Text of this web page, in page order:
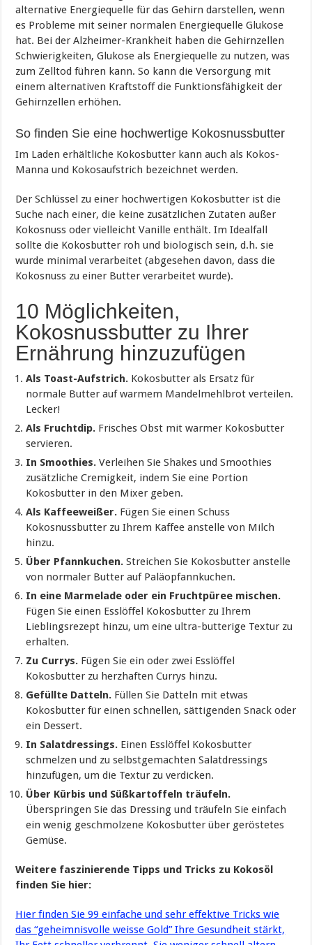
alternative Energiequelle für das Gehirn darstellen, wenn
es Probleme mit seiner normalen Energiequelle Glukose
hat. Bei der Alzheimer-Krankheit haben die Gehirnzellen
Schwierigkeiten, Glukose als Energiequelle zu nutzen, was
zum Zelltod führen kann. So kann die Versorgung mit
einem alternativen Kraftstoff die Funktionsfähigkeit der
Gehirnzellen erhöhen.
So finden Sie eine hochwertige Kokosnussbutter
Im Laden erhältliche Kokosbutter kann auch als Kokos-
Manna und Kokosaufstrich bezeichnet werden.
Der Schlüssel zu einer hochwertigen Kokosbutter ist die
Suche nach einer, die keine zusätzlichen Zutaten außer
Kokosnuss oder vielleicht Vanille enthält. Im Idealfall
sollte die Kokosbutter roh und biologisch sein, d.h. sie
wurde minimal verarbeitet (abgesehen davon, dass die
Kokosnuss zu einer Butter verarbeitet wurde).
10 Möglichkeiten,
Kokosnussbutter zu Ihrer
Ernährung hinzuzufügen
Als Toast-Aufstrich. Kokosbutter als Ersatz für
normale Butter auf warmem Mandelmehlbrot verteilen.
Lecker!
Als Fruchtdip. Frisches Obst mit warmer Kokosbutter
servieren.
In Smoothies. Verleihen Sie Shakes und Smoothies
zusätzliche Cremigkeit, indem Sie eine Portion
Kokosbutter in den Mixer geben.
Als Kaffeeweißer. Fügen Sie einen Schuss
Kokosnussbutter zu Ihrem Kaffee anstelle von Milch
hinzu.
Über Pfannkuchen. Streichen Sie Kokosbutter anstelle
von normaler Butter auf Paläopfannkuchen.
In eine Marmelade oder ein Fruchtpüree mischen.
Fügen Sie einen Esslöffel Kokosbutter zu Ihrem
Lieblingsrezept hinzu, um eine ultra-butterige Textur zu
erhalten.
Zu Currys. Fügen Sie ein oder zwei Esslöffel
Kokosbutter zu herzhaften Currys hinzu.
Gefüllte Datteln. Füllen Sie Datteln mit etwas
Kokosbutter für einen schnellen, sättigenden Snack oder
ein Dessert.
In Salatdressings. Einen Esslöffel Kokosbutter
schmelzen und zu selbstgemachten Salatdressings
hinzufügen, um die Textur zu verdicken.
Über Kürbis und Süßkartoffeln träufeln.
Überspringen Sie das Dressing und träufeln Sie einfach
ein wenig geschmolzene Kokosbutter über geröstetes
Gemüse.
Weitere faszinierende Tipps und Tricks zu Kokosöl
finden Sie hier:
Hier finden Sie 99 einfache und sehr effektive Tricks wie
das “geheimnisvolle weisse Gold” Ihre Gesundheit stärkt,